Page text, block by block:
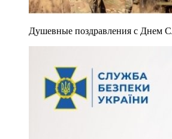
Душевные поздравления с Днем